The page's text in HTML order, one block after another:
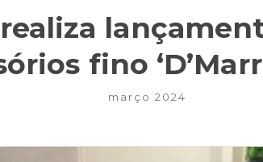
realiza
fino
março 2024